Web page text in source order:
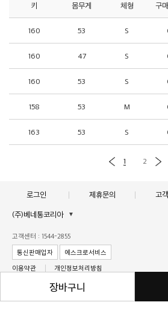
장바구니
키 몸무게 체형 구
160 53 S
160 47 S
160 53 S
158 53 M
163 53 S
1 2
로그인 제휴문의 고
(주)베네통코리아 ▼
대표이사 : 김규완
주소 : 서울시 서초구 서초대로 398, 15층, 16층(서초동, 비
사업자 등록번호 : 211-86-40964
통신판매업신고 :제2017-서울서초-1250
고객센터 : 1544-2855
통신판매업자
에스크로서비스
이용약관
개인정보처리방침
Copyright © BENETTON KOREA Co., Ltd. ALL rights reserved